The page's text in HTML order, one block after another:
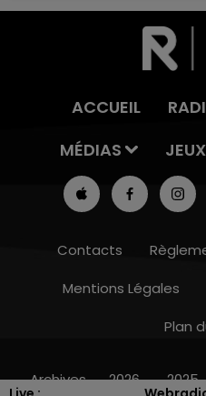
ACCUEIL
MÉDIAS
JEUX
Contacts
Mentions Légales
Plan
Archives 2026 2025